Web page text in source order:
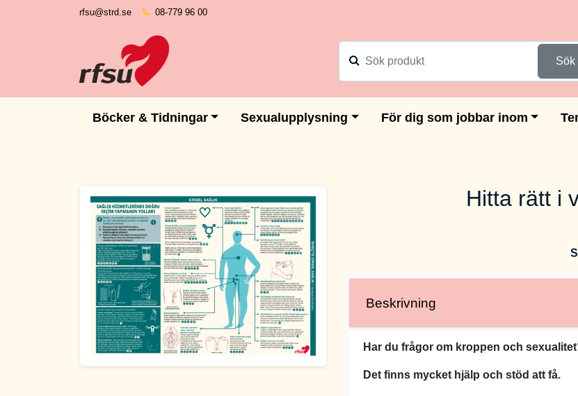
rfsu@strd.se 08-779 96 00
Sök
Böcker & Tidningar Sexualupplysning För dig som jobbar inom
Hitta rätt i
Beskrivning
Har du frågor om kroppen och
Det finns mycket hjälp och stöd att få.